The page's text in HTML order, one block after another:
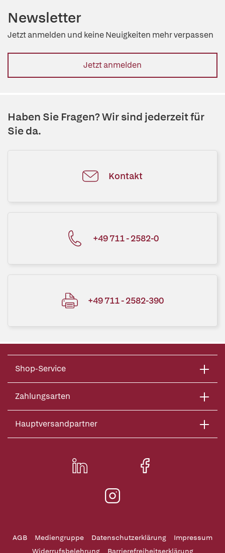
Newsletter
Jetzt anmelden und keine Neuigkeiten mehr verpassen
Jetzt anmelden
Haben Sie Fragen? Wir sind jederzeit für
Sie da.
Kontakt
+49 711 - 2582-0
+49 711 - 2582-390
Shop-Service
Zahlungsarten
Hauptversandpartner
AGB Mediengruppe Datenschutzerklärung
Impressum
Widerrufsbelehrung
Barrierefreiheitserklärung